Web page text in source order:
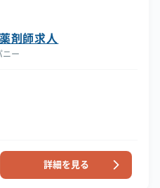
剤師求人
ニー
詳細を見る